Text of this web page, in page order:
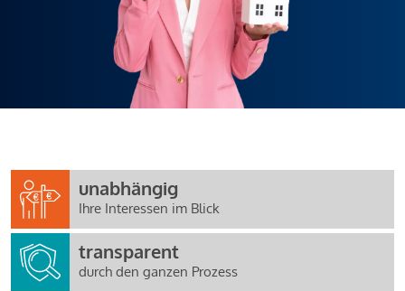
unabhängig
Ihre Interessen im Blick
transparent
durch den ganzen Prozess